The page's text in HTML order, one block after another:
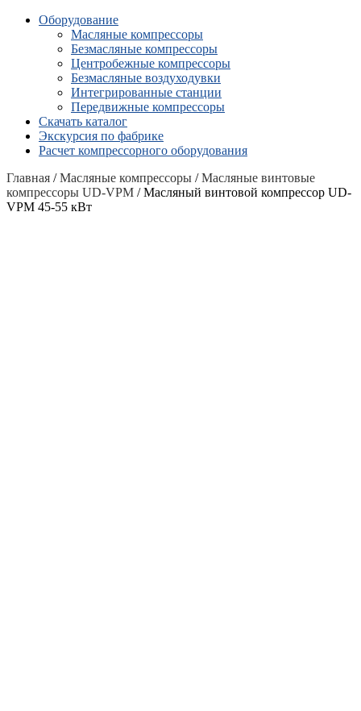
Оборудование
Масляные компрессоры
Безмасляные компрессоры
Центробежные компрессоры
Безмасляные воздуходувки
Интегрированные станции
Передвижные компрессоры
Скачать каталог
Экскурсия по фабрике
Расчет компрессорного оборудования
Главная /Масляные компрессоры /Масляные винтовые
компрессоры UD-VPM / Масляный винтовой компрессор UD-
VPM 45-55 кВт